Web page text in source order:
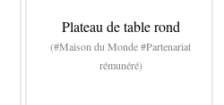
Plateau de table rond
(#Maison du Monde #Partenariat
rémunéré)